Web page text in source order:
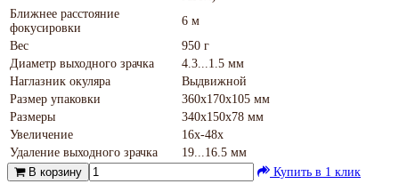
Ближнее расстояние
фокусировки
6 м
Вес
950 г
Диаметр выходного зрачка
4.3...1.5 мм
Наглазник окуляра
Выдвижной
Размер упаковки
360х170х105 мм
Размеры
340х150х78 мм
Увеличение
16х-48х
Удаление выходного зрачка
19...16.5 мм
В корзину
Купить в 1 клик